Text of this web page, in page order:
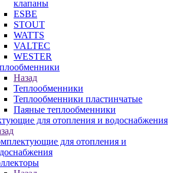
клапаны
ESBE
STOUT
WATTS
VALTEC
WESTER
Назад
Теплообменники
Теплообменники пластинчатые
Паяные теплообменники
для отопления и водоснабжения
для отопления и